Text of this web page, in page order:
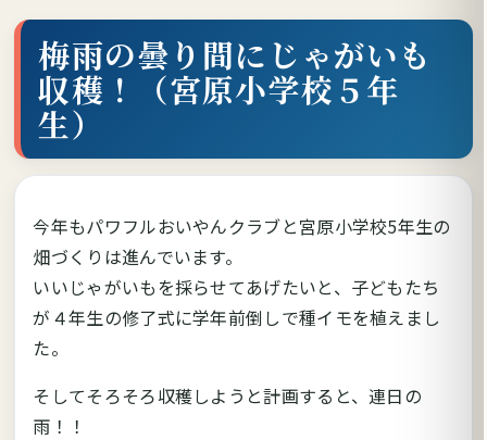
梅雨の曇り間にじゃがいも
収穫！（宮原小学校５年
生）
今年もパワフルおいやんクラブと宮原小学校5年生の
畑づくりは進んでいます。
いいじゃがいもを採らせてあげたいと、子どもたち
が４年生の修了式に学年前倒しで種イモを植えまし
た。
そしてそろそろ収穫しようと計画すると、連日の
雨！！